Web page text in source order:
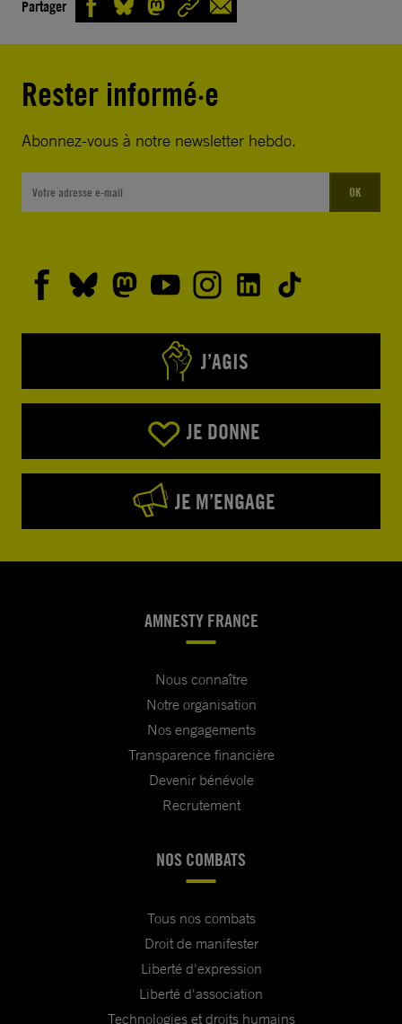
Partager
Rester informé·e
Abonnez-vous à notre newsletter hebdo.
OK
J’AGIS
JE DONNE
JE M’ENGAGE
AMNESTY FRANCE
Nous connaître
Notre organisation
Nos engagements
Transparence financière
Devenir bénévole
Recrutement
NOS COMBATS
Tous nos combats
Droit de manifester
Liberté d'expression
Liberté d'association
Technologies et droits humains